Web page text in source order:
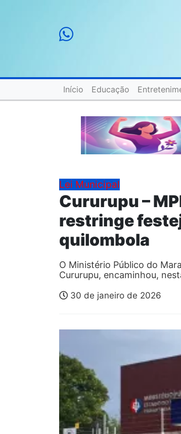
Início Educação
Lei Municipal
Cururupu –
restringe
quilombola
O Ministério Público do
Cururupu, encaminhou,
30 de janeiro de 2026